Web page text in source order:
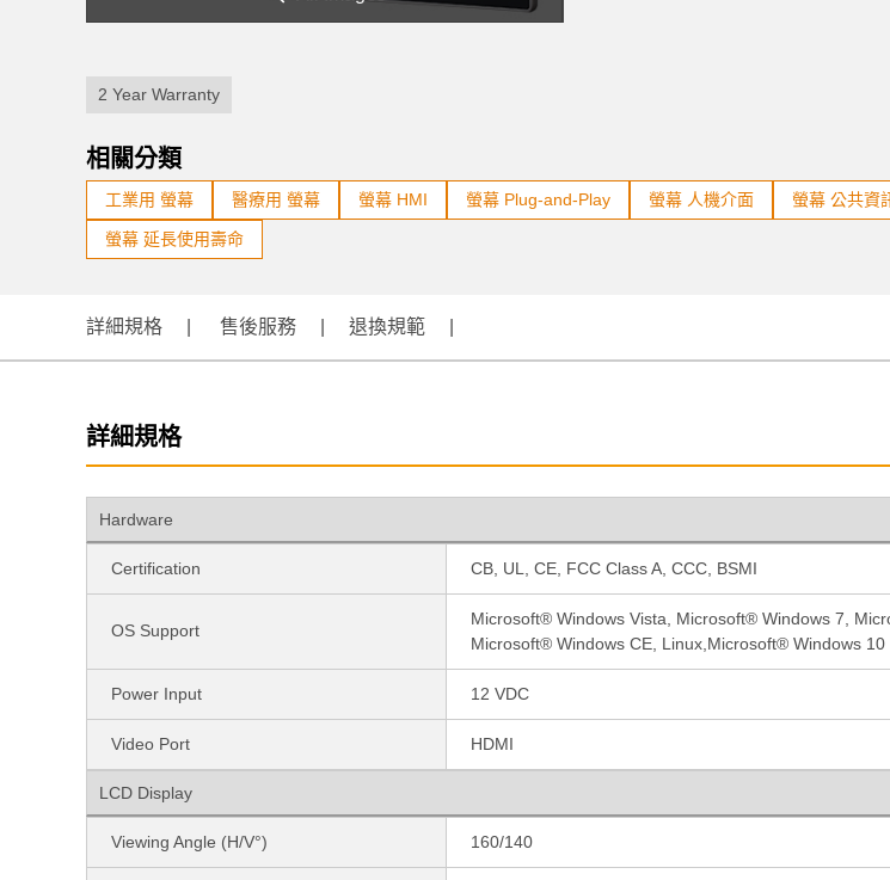
2 Year Warranty
加入購物車
產品已加入購
> 前往結帳
相關分類
工業用 螢幕 醫療用 螢幕 螢幕 HMI 螢幕 Plug-and-Play 螢幕 人機介面 螢幕 公共資
螢幕 延長使用壽命
詳細規格 售後服務 退換規範
詳細規格
Hardware
Certification CB, UL, CE, FCC Class A, CCC, BSMI
OS Support
Microsoft® Windows Vista, Microsoft® Windows 7,
Microsoft® Windows CE, Linux,Microsoft® Windows 10
Power Input 12 VDC
Video Port HDMI
LCD Display
Viewing Angle (H/V°) 160/140